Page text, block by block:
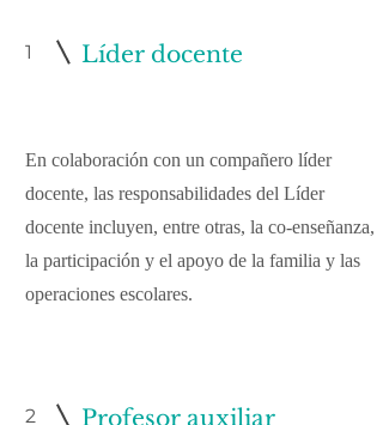
1 Líder docente
En colaboración con un compañero líder
docente, las responsabilidades del Líder
docente incluyen, entre otras, la co-enseñanza,
la participación y el apoyo de la familia y las
operaciones escolares.
2 Profesor auxiliar